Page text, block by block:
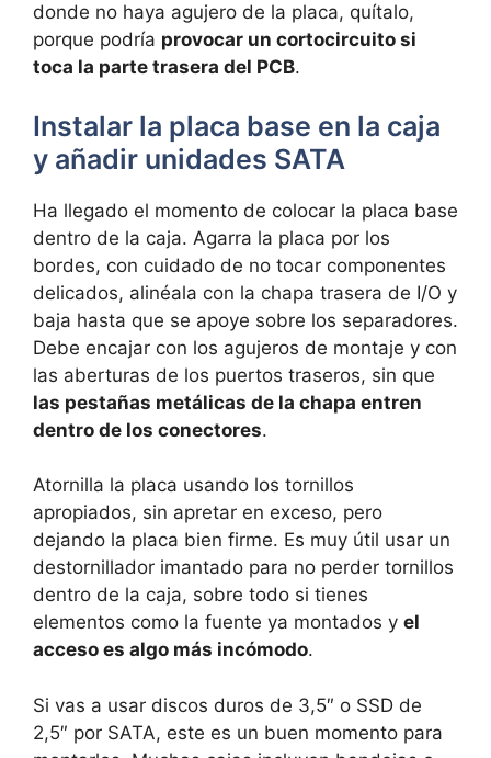
donde no haya agujero de la placa, quítalo,
porque podría provocar un cortocircuito si
toca la parte trasera del PCB.
Instalar la placa base en la caja
y añadir unidades SATA
Ha llegado el momento de colocar la placa base
dentro de la caja. Agarra la placa por los
bordes, con cuidado de no tocar componentes
delicados, alinéala con la chapa trasera de I/O y
baja hasta que se apoye sobre los separadores.
Debe encajar con los agujeros de montaje y con
las aberturas de los puertos traseros, sin que
las pestañas metálicas de la chapa entren
dentro de los conectores.
Atornilla la placa usando los tornillos
apropiados, sin apretar en exceso, pero
dejando la placa bien firme. Es muy útil usar un
destornillador imantado para no perder tornillos
dentro de la caja, sobre todo si tienes
elementos como la fuente ya montados y el
acceso es algo más incómodo.
Si vas a usar discos duros de 3,5″ o SSD de
2,5″ por SATA, este es un buen momento para